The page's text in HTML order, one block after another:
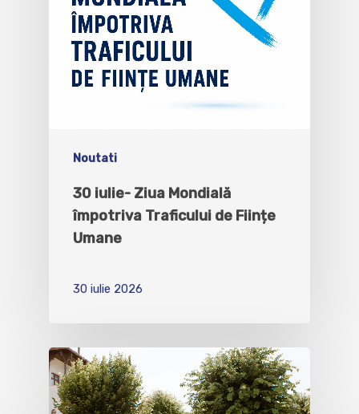
Noutati
30 iulie- Ziua Mondială
împotriva Traficului de Ființe
Umane
30 iulie 2026